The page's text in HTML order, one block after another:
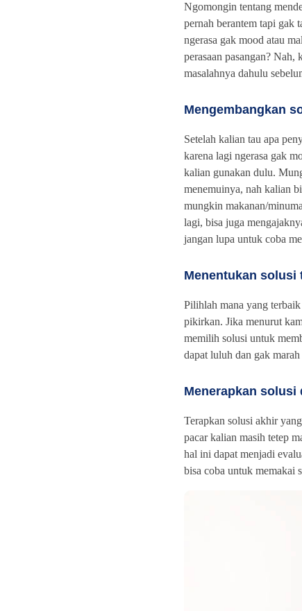
Ngomongin tentang
pernah berantem tapi gak
ngerasa gak mood atau
perasaan pasangan?
masalahnya dahulu
Mengembangkan
Setelah kalian tau apa
karena lagi ngerasa gak
kalian gunakan dulu.
menemuinya, nah kalian
mungkin makanan/
lagi, bisa juga
jangan lupa untuk coba
Menentukan solusi
Pilihlah mana yang
pikirkan. Jika menurut
memilih solusi untuk
dapat luluh dan gak
Menerapkan solusi
Terapkan solusi akhir
pacar kalian masih tetep
hal ini dapat menjadi
bisa coba untuk memakai